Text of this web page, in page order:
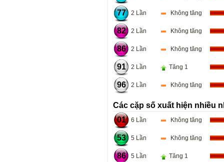
77 2 Lần Không tăng
82 2 Lần Không tăng
86 2 Lần Không tăng
91 2 Lần Tăng 1
96 2 Lần Không tăng
Các cặp số xuất hiện nhiều
01
6 Lần Không tăng
53 5 Lần Không tăng
86 5 Lần Tăng 1